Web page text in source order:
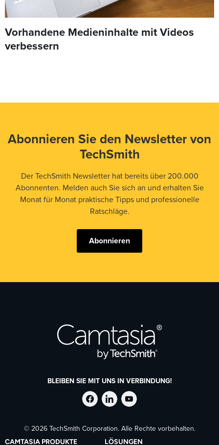
Vorhandene Medieninhalte mit Videos
verbessern
Abonnieren Sie den Newsletter von
TechSmith
Der TechSmith Newsletter hat bereits über 200.000
Abonnenten. Melden auch Sie sich an und erhalten Sie
Monat für Monat praktische Tipps und professionelle
Ratschläge.
Abonnieren
BLEIBEN SIE MIT UNS IN VERBINDUNG!
TechSmith
auf
TechSmith
auf
TechSmith
auf
© 2026 TechSmith Corporation. Alle Rechte vorbehalten.
CAMTASIA PRODUKTE LÖSUNGEN